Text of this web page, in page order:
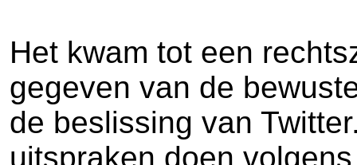
Het kwam tot een
gegeven van de
de beslissing van
uitspraken doen